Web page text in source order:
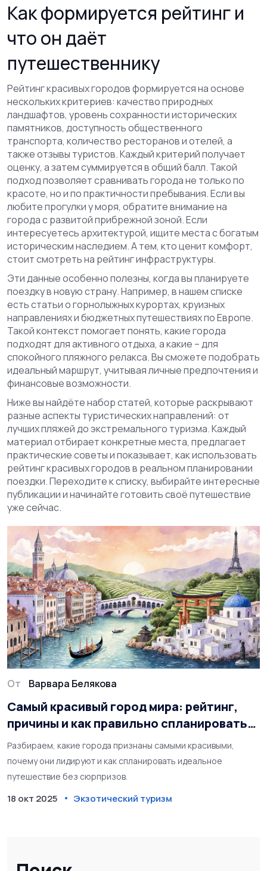
Как формируется рейтинг и
что он даёт
путешественнику
Рейтинг красивых городов формируется на основе
нескольких критериев: качество природных
ландшафтов, уровень сохранности исторических
памятников, доступность общественного
транспорта, количество ресторанов и отелей, а
также отзывы туристов. Каждый критерий получает
оценку, а затем суммируется в общий балл. Такой
подход позволяет сравнивать города не только по
красоте, но и по практичности пребывания. Если вы
любите прогулки у моря, обратите внимание на
города с развитой прибрежной зоной. Если
интересуетесь архитектурой, ищите места с богатым
историческим наследием. А тем, кто ценит комфорт,
стоит смотреть на рейтинг инфраструктуры.
Эти данные особенно полезны, когда вы планируете
поездку в новую страну. Например, в нашем списке
есть статьи о горнолыжных курортах, круизных
направлениях и бюджетных путешествиях по Европе.
Такой контекст помогает понять, какие города
подходят для активного отдыха, а какие – для
спокойного пляжного релакса. Вы сможете подобрать
идеальный маршрут, учитывая личные предпочтения и
финансовые возможности.
Ниже вы найдёте набор статей, которые раскрывают
разные аспекты туристических направлений: от
лучших пляжей до экстремального туризма. Каждый
материал отбирает конкретные места, предлагает
практические советы и показывает, как использовать
рейтинг красивых городов в реальном планировании
поездки. Переходите к списку, выбирайте интересные
публикации и начинайте готовить своё путешествие
уже сейчас.
От Варвара Белякова
Самый красивый город мира: рейтинг,
причины и как правильно спланировать
поездку
Разбираем, какие города признаны самыми красивыми,
почему они лидируют и как спланировать идеальное
путешествие без сюрпризов.
18 окт 2025 Экзотический туризм